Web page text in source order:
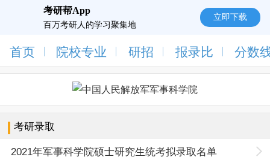
考研帮App
百万考研人的学习聚集地
立即下载
首页 院校专业 研招 报录比 分数
考研录取
2021年军事科学院硕士研究生统考拟录取名单